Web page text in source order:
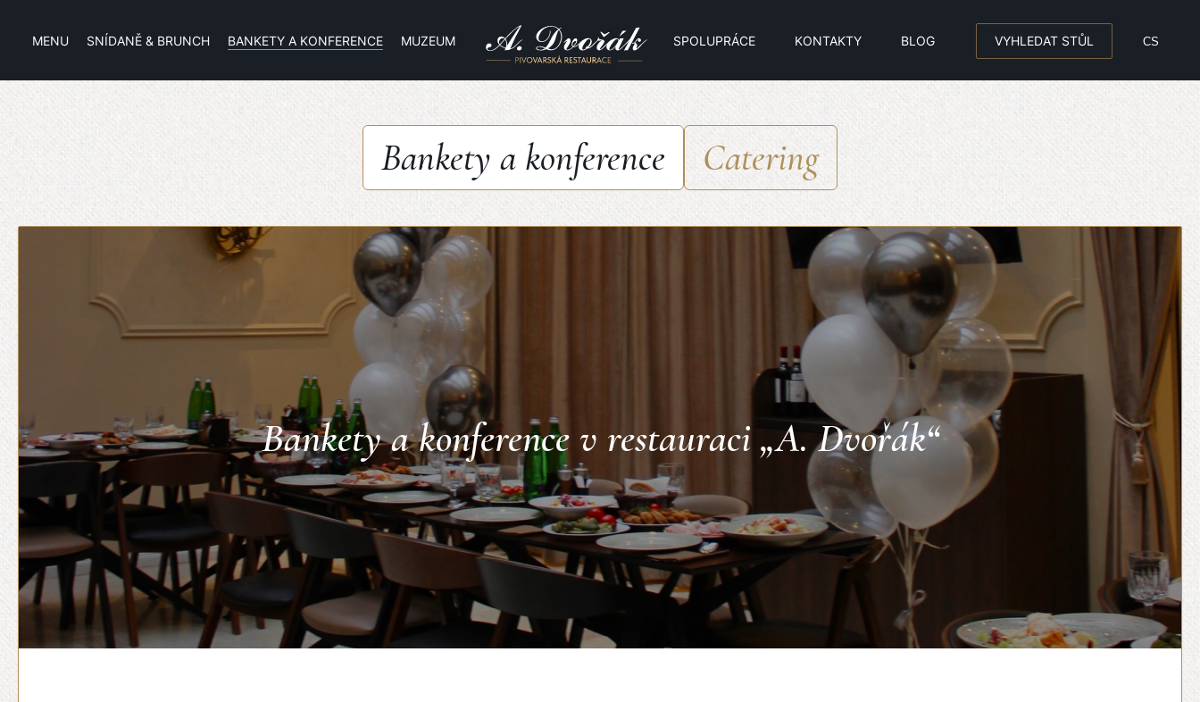
MENU SNÍDANĚ & BRUNCH BANKETY A KONFERENCE MUZEUM SPOLUPRÁCE KONTAKTY BLOG VYHLEDAT STŮL CS
Bankety a konference Catering
Bankety a konference v restauraci „A. Dvořák“